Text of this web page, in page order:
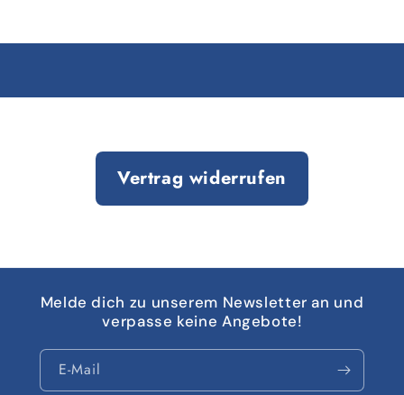
Vertrag widerrufen
Melde dich zu unserem Newsletter an und
verpasse keine Angebote!
E-Mail